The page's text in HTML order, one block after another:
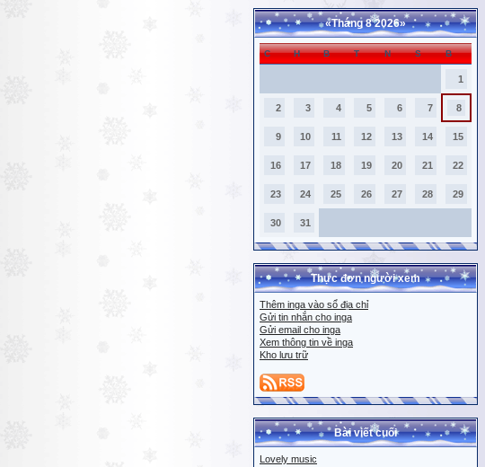
«Tháng 8 2026»
C H B T N S B
1
2 3 4 5 6 7 8
9 10 11 12 13 14 15
16 17 18 19 20 21 22
23 24 25 26 27 28 29
30 31
Thực đơn người xem
Thêm inga vào sổ địa chỉ
Gửi tin nhắn cho inga
Gửi email cho inga
Xem thông tin về inga
Kho lưu trữ
Bài viết cuối
Lovely music